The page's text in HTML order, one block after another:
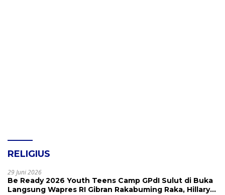
RELIGIUS
29 Juni 2026
Be Ready 2026 Youth Teens Camp GPdI Sulut di Buka
Langsung Wapres RI Gibran Rakabuming Raka, Hillary